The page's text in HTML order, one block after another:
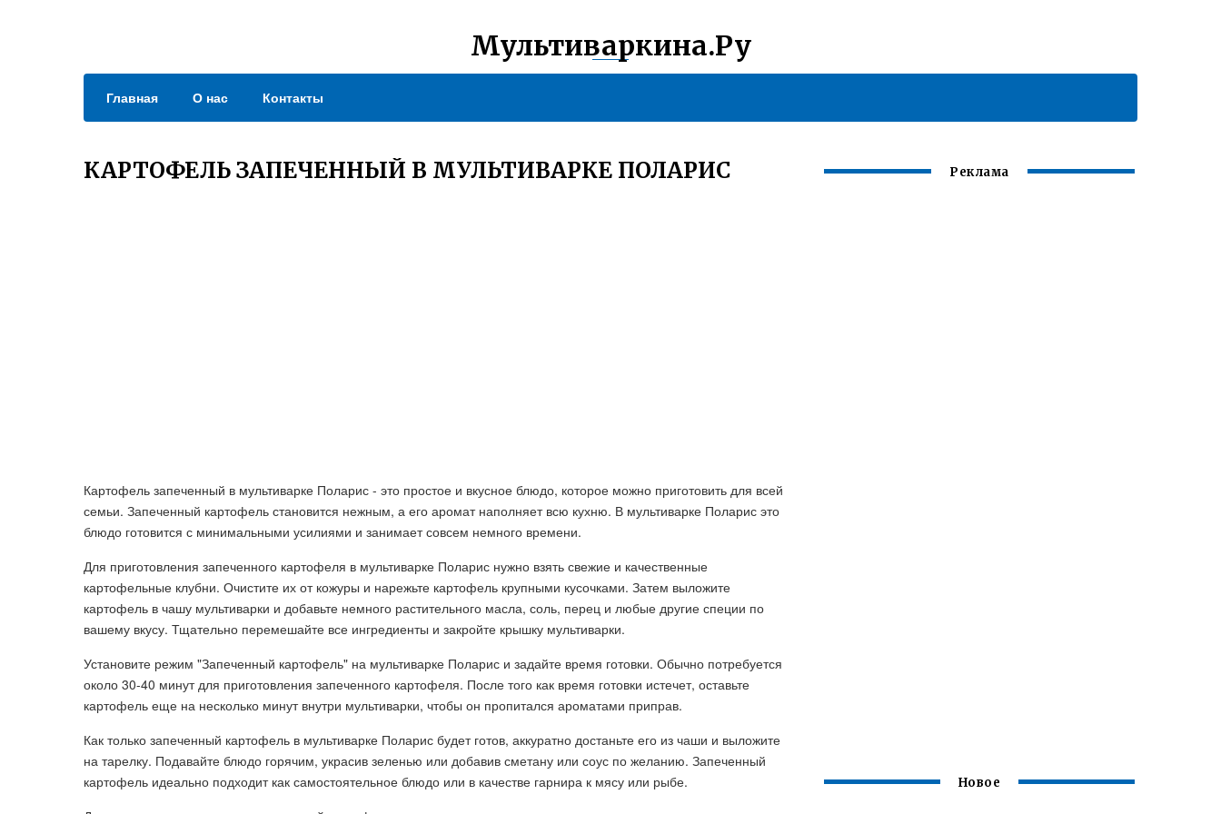
Мультиваркина.Ру
Главная О нас Контакты
КАРТОФЕЛЬ ЗАПЕЧЕННЫЙ В МУЛЬТИВАРКЕ ПОЛАРИС
Картофель запеченный в мультиварке Поларис - это простое и вкусное блюдо, которое можно приготовить для всей
семьи. Запеченный картофель становится нежным, а его аромат наполняет всю кухню. В мультиварке Поларис это
блюдо готовится с минимальными усилиями и занимает совсем немного времени.
Для приготовления запеченного картофеля в мультиварке Поларис нужно взять свежие и качественные
картофельные клубни. Очистите их от кожуры и нарежьте картофель крупными кусочками. Затем выложите
картофель в чашу мультиварки и добавьте немного растительного масла, соль, перец и любые другие специи по
вашему вкусу. Тщательно перемешайте все ингредиенты и закройте крышку мультиварки.
Установите режим "Запеченный картофель" на мультиварке Поларис и задайте время готовки. Обычно потребуется
около 30-40 минут для приготовления запеченного картофеля. После того как время готовки истечет, оставьте
картофель еще на несколько минут внутри мультиварки, чтобы он пропитался ароматами приправ.
Как только запеченный картофель в мультиварке Поларис будет готов, аккуратно достаньте его из чаши и выложите
на тарелку. Подавайте блюдо горячим, украсив зеленью или добавив сметану или соус по желанию. Запеченный
картофель идеально подходит как самостоятельное блюдо или в качестве гарнира к мясу или рыбе.
Реклама
Новое